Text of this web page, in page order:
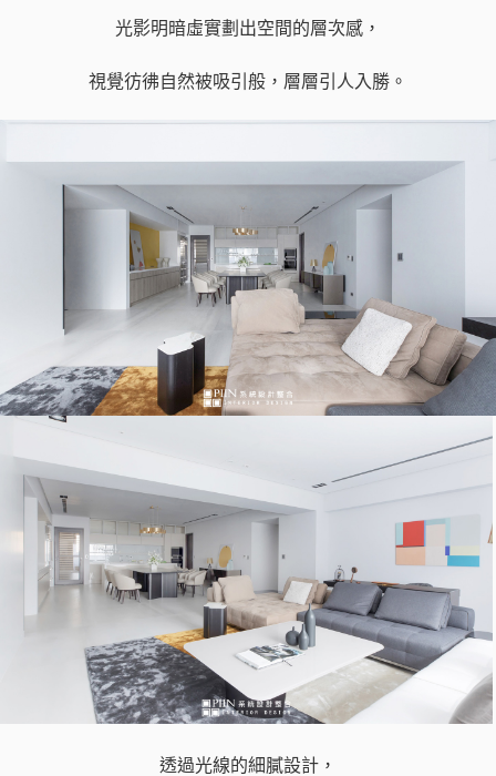
光影明暗虛實劃出空間的層次感，
視覺彷彿自然被吸引般，​層層引人入勝。
透過光線的細膩設計，